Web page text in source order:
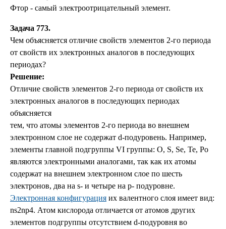
Фтор - самый электроотрицательный элемент.
Задача 773.
Чем объясняется отличие свойств элементов 2-го периода
от свойств их электронных аналогов в последующих
периодах?
Решение:
Отличие свойств элементов 2-го периода от свойств их
электронных аналогов в последующих периодах
объясняется
тем, что атомы элементов 2-го периода во внешнем
электронном слое не содержат d-подуровень. Например,
элементы главной подгруппы VI группы: О, S, Se, Te, Po
являются электронными аналогами, так как их атомы
содержат на внешнем электронном слое по шесть
электронов, два на s- и четыре на р- подуровне.
Электронная конфигурация их валентного слоя имеет вид:
ns2np4. Атом кислорода отличается от атомов других
элементов подгруппы отсутствием d-подуровня во